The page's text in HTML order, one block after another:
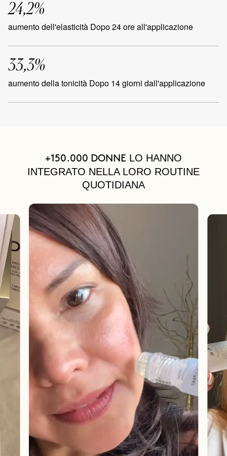
24,2%
aumento dell'elasticità Dopo 24 ore all'applicazione
33,3%
aumento della tonicità Dopo 14 giorni dall'applicazione
+150.000 DONNE LO HANNO
INTEGRATO NELLA LORO ROUTINE
QUOTIDIANA